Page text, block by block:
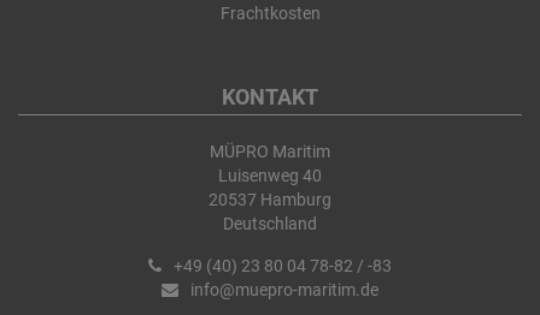
Frachtkosten
KONTAKT
MÜPRO Maritim
Luisenweg 40
20537 Hamburg
Deutschland
+49 (40) 23 80 04 78-82 / -83
info@muepro-maritim.de